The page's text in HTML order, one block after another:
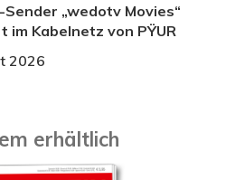
„wedotv Movies“
im Kabelnetz von PŸUR
2026
erhältlich